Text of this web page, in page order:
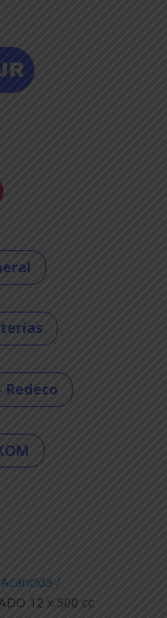
/
12 x 500 cc